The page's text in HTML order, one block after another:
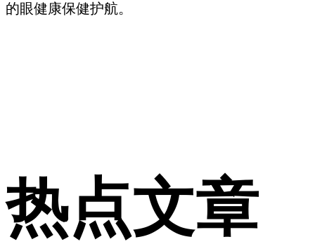
的眼健康保健护航。
热点文章